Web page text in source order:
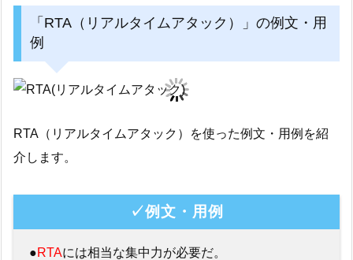
「RTA（リアルタイムアタック）」の例文・用
例
RTA（リアルタイムアタック）を使った例文・用例を紹
介します。
✓例文・用例
●RTAには相当な集中力が必要だ。